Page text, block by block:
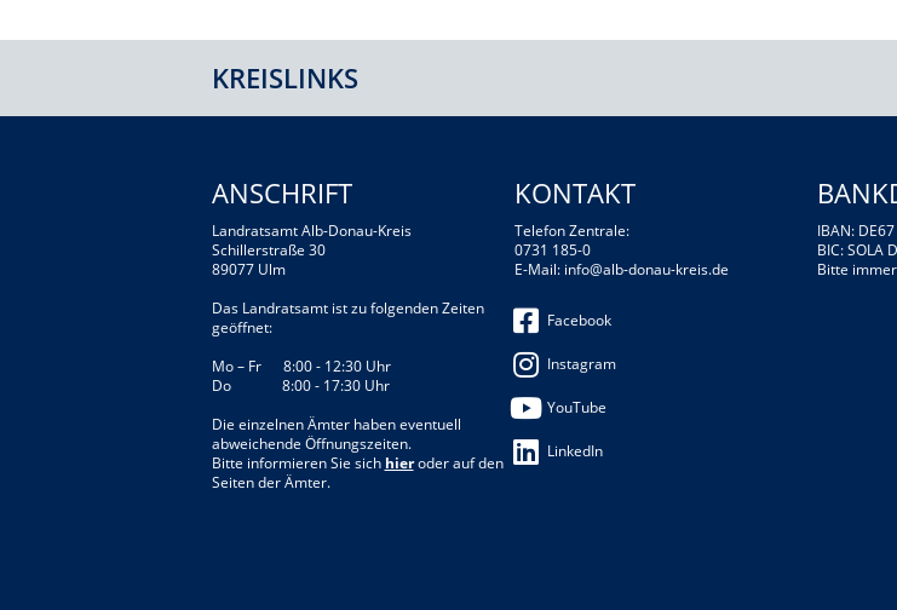
KREISLINKS
ANSCHRIFT
Landratsamt Alb-Donau-Kreis
Schillerstraße 30
89077 Ulm
Das Landratsamt ist zu folgenden Zeiten
geöffnet:
Mo – Fr 8:00 - 12:30 Uhr
Do 8:00 - 17:30 Uhr
Die einzelnen Ämter haben eventuell
abweichende Öffnungszeiten.
Bitte informieren Sie sich hieroder auf den
Seiten der Ämter.
KONTAKT
Telefon Zentrale:
0731 185-0
E-Mail: info@alb-donau-kreis.de
Facebook
Instagram
YouTube
LinkedIn
IBAN:
BIC: SOLA
Bitte